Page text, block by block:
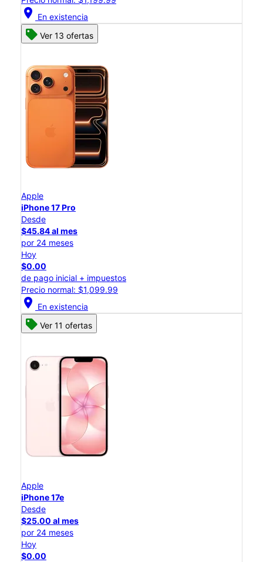
location_on En existencia
Ver 13 ofertas
Apple
iPhone 17 Pro
Desde
$45.84 al mes
por 24 meses
Hoy
$0.00
de pago inicial + impuestos
Precio normal: $1,099.99
location_on En existencia
Ver 11 ofertas
Apple
iPhone 17e
Desde
$25.00 al mes
por 24 meses
Hoy
$0.00